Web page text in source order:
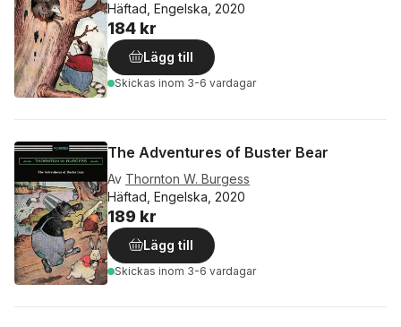
Häftad, Engelska, 2020
184 kr
Lägg till
Skickas inom 3-6 vardagar
The Adventures of Buster Bear
Av Thornton W. Burgess
Häftad, Engelska, 2020
189 kr
Lägg till
Skickas inom 3-6 vardagar